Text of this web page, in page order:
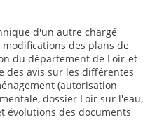
d'un autre chargé
des plans de
du département de Loir-et-
des avis sur les différentes
(autorisation
dossier Loir sur l'eau,
évolutions des documents